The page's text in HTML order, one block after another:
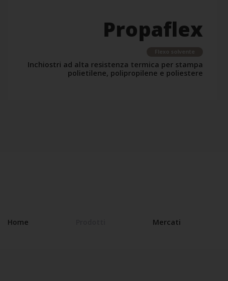
Propaflex
Inchiostri ad alta resistenza termica per stampa
polietilene, polipropilene e poliestere
Home Mercati